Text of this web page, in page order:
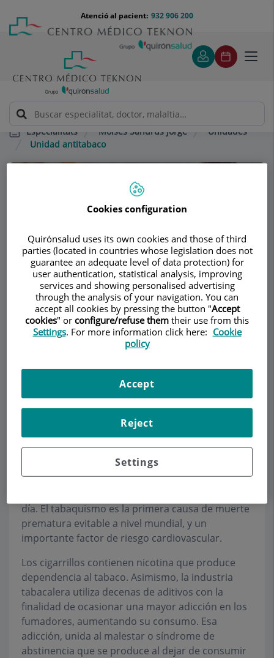
contingut
Menú
teléfono
cabecera
932 906 200
Atenció al pacient:
Especialitats Moisés Sandrús Jorge
Unidades
Unidad antitabaco
Moisés Sandrús
Jorge
MEDICINA INTERNANEFROLOGIA
Demanar Cita
Unidad antitabaco
La evidencia de los efectos perjudiciales del
día. El tabaquismo es la primera causa de muerte
prematura evitable a nivel mundial, y un
importante factor de riesgo cardiovascular.
Los cigarrillos contienen nicotina que produce
dependencia al tabaco. Asimismo, la industria
tabacalera utiliza decenas de aditivos con la
finalidad de ocasionar una mayor adicción en los
fumadores, aumentando su consumo. Esa
adicción, unida al malestar o síndrome de
abstinencia que se produce al dejar de consumir
Cookies configuration
Quirónsalud uses its own cookies and those of third
parties (located in countries whose legislation does not
guarantee an adequate level of data protection) for
user authentication, statistical analysis, improving
services and showing personalised advertising
through the analysis of your navigation. You can
accept all cookies by pressing the button "Accept
cookies" or configure/refuse them their use from this
Settings. For more information click here: Cookie
policy
Settings
Reject
Accept